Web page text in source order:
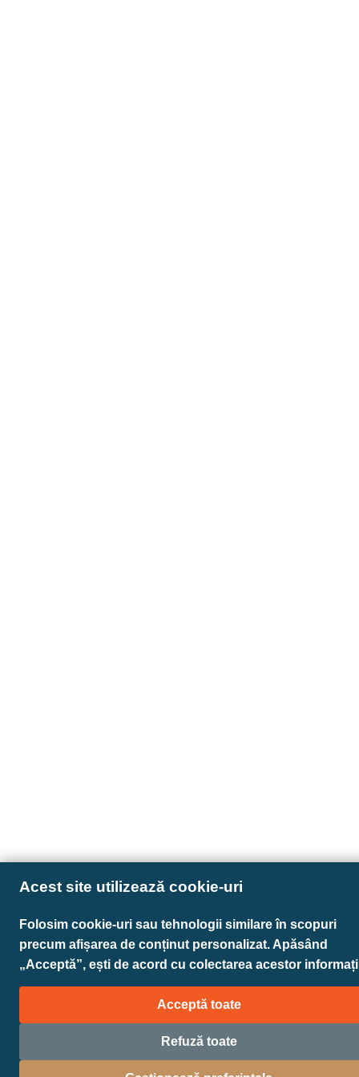
Acest site utilizează cookie-uri
Folosim cookie-uri sau tehnologii similare în scopuri
precum afișarea de conținut personalizat. Apăsând
„Acceptă”, ești de acord cu colectarea acestor
Acceptă toate
Refuză toate